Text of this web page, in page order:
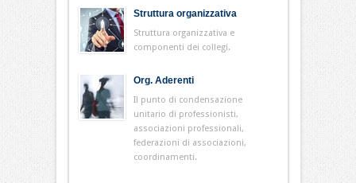
Struttura organizzativa
Struttura organizzativa e
componenti dei collegi.
Org. Aderenti
Il punto di condensazione
unitario di professionisti,
associazioni professionali,
federazioni di associazioni,
coordinamenti.